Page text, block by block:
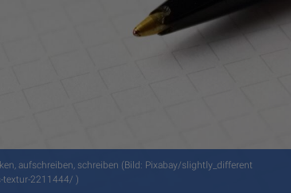
aufschreiben, schreiben (Bild: Pixabay/slightly_different
textur-2211444/ )